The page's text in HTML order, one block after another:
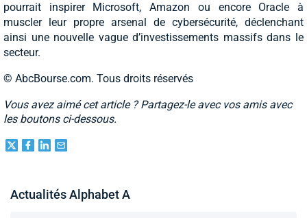
pourrait inspirer Microsoft, Amazon ou encore Oracle à
muscler leur propre arsenal de cybersécurité, déclenchant
ainsi une nouvelle vague d’investissements massifs dans le
secteur.
© AbcBourse.com. Tous droits réservés
Vous avez aimé cet article ? Partagez-le avec vos amis avec
les boutons ci-dessous.
Actualités Alphabet A